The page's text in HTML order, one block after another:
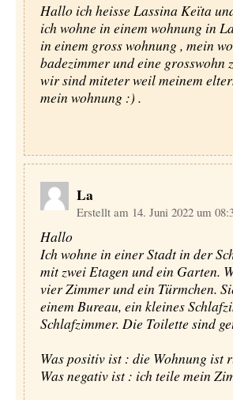
Hallo ich heisse Lassina Keïta
ich wohne in einem wohnung in
in einem gross wohnung , mein
badezimmer und eine grosswohn
wir sind miteter weil meinem
mein wohnung :) .
La
Erstellt am 14. Juni 2022 um
Hallo
Ich wohne in einer Stadt in der
mit zwei Etagen und ein Garten.
vier Zimmer und ein Türmchen.
einem Bureau, ein kleines
Schlafzimmer. Die Toilette sind
Was positiv ist : die Wohnung ist
Was negativ ist : ich teile mein